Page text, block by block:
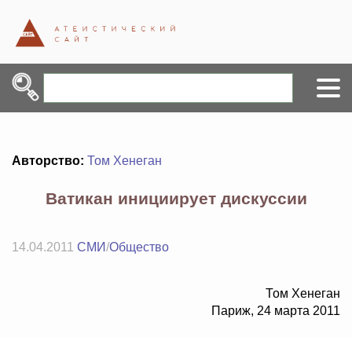
Авторство: Том Хенеган
Ватикан инициирует дискуссии
14.04.2011 СМИ/Общество
Том Хенеган
Париж, 24 марта 2011